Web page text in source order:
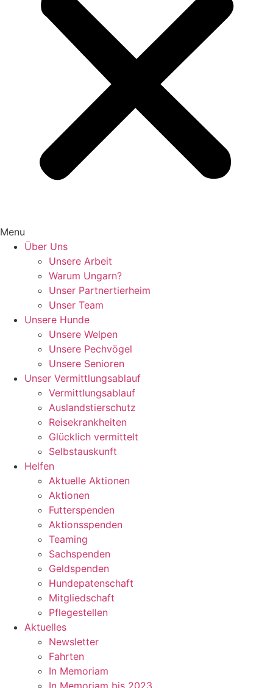
Menu
Über Uns
Unsere Arbeit
Warum Ungarn?
Unser Partnertierheim
Unser Team
Unsere Hunde
Unsere Welpen
Unsere Pechvögel
Unsere Senioren
Unser Vermittlungsablauf
Vermittlungsablauf
Auslandstierschutz
Reisekrankheiten
Glücklich vermittelt
Selbstauskunft
Helfen
Aktuelle Aktionen
Aktionen
Futterspenden
Aktionsspenden
Teaming
Sachspenden
Geldspenden
Hundepatenschaft
Mitgliedschaft
Pflegestellen
Aktuelles
Newsletter
Fahrten
In Memoriam